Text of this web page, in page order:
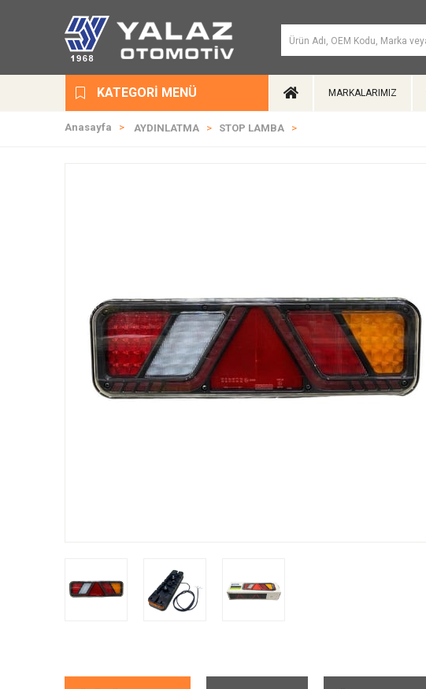
KATEGORI MENÜ MARKALARIMIZ
Anasayfa AYDINLATMA STOP LAMBA